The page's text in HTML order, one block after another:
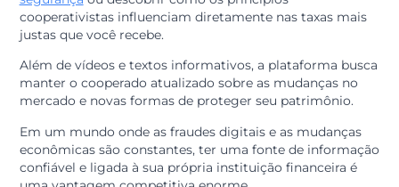
Aprendizado para todos os
momentos
O diferencial da Academia Credi é que ela não foca
apenas em teoria. Os conteúdos são voltados para
situações reais que todos enfrentamos.